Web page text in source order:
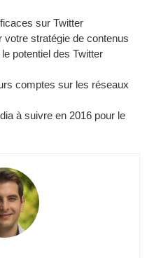
sur Twitter
votre stratégie de contenus
potentiel des Twitter
comptes sur les réseaux
à suivre en 2016 pour le